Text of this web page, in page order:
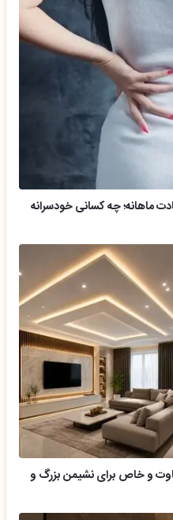
ماهانه؛ چه کسانی خودسرانه
و خاص برای نشیمن بزرگ و